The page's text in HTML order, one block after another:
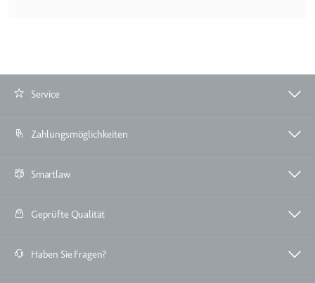
LogsDatabaseV2:V#||LogsRequestsStore
Zweck:
Typ:
Service
Zahlungsmöglichkeiten
Smartlaw
Geprüfte Qualität
Haben Sie Fragen?